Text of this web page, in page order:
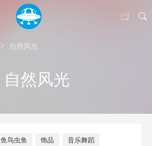
自然风光
自然风光
鱼鸟虫鱼 饰品
音乐舞蹈